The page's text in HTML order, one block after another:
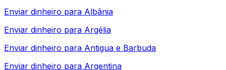
Enviar dinheiro para Albânia
Enviar dinheiro para Argélia
Enviar dinheiro para Antigua e Barbuda
Enviar dinheiro para Argentina